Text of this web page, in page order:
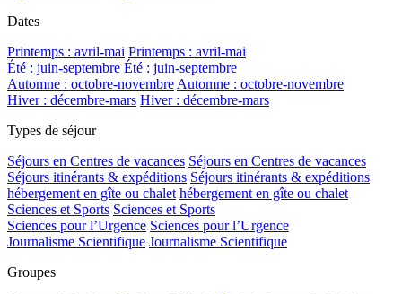
Dates
Printemps : avril-mai Printemps : avril-mai
Été : juin-septembre Été : juin-septembre
Automne : octobre-novembreAutomne : octobre-novembre
Hiver : décembre-mars Hiver : décembre-mars
Types de séjour
Séjours en Centres de vacances Séjours en Centres de vacances
Séjours itinérants & expéditions Séjours itinérants & expéditions
hébergement en gîte ou chalet hébergement en gîte ou chalet
Sciences et Sports Sciences et Sports
Sciences pour l’Urgence Sciences pour l’Urgence
Journalisme Scientifique Journalisme Scientifique
Groupes